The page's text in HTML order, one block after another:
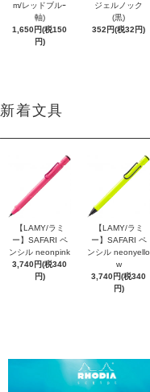
m/レッドブルｰ
軸)
1,650円(税150
円)
ジェルノック
(黒)
352円(税32円)
新着文具
【LAMY/ラミ
ー】SAFARI ペ
ンシル neonpink
3,740円(税340
円)
【LAMY/ラミ
ー】SAFARI ペ
ンシル neonyello
w
3,740円(税340
円)